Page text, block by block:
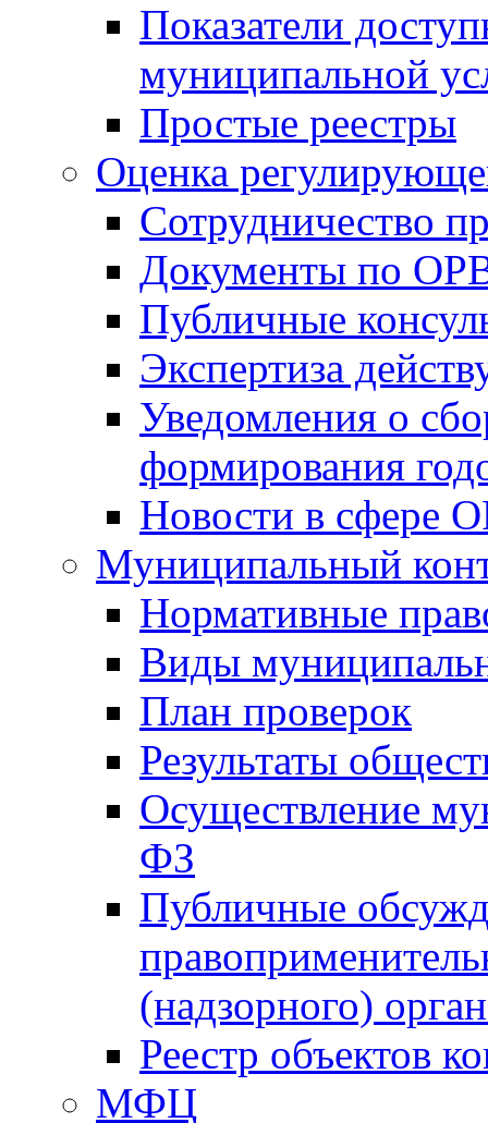
Показатели
муниципальной
Простые реестры
Оценка
Сотрудничество
Документы по
Публичные
Экспертиза
Уведомления о
формирования
Новости в сфере
Муниципальный
Нормативные
Виды
План проверок
Результаты
Осуществление
ФЗ
Публичные
(надзорного)
Реестр объектов
МФЦ